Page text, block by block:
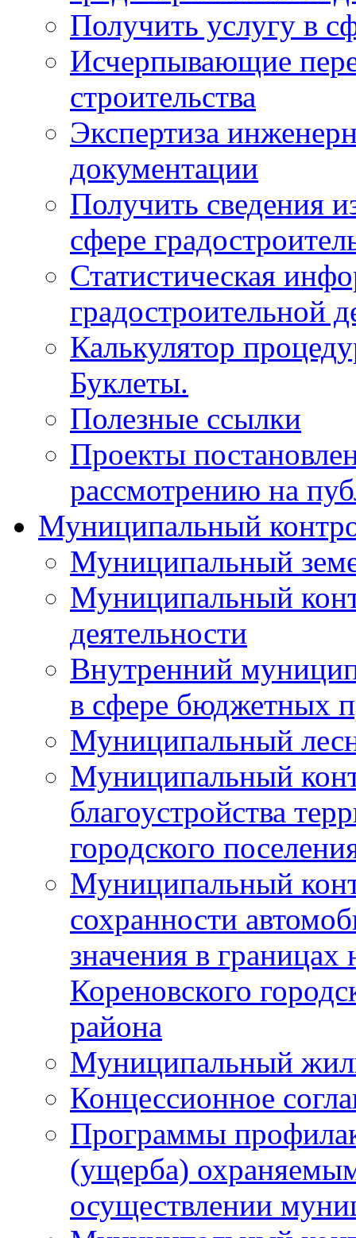
Получить услугу в
Исчерпывающие
строительства
Экспертиза
документации
Получить сведения
сфере
Статистическая
градостроительной
Калькулятор
Буклеты.
Полезные ссылки
Проекты
рассмотрению на
Муниципальный
Муниципальный
Муниципальный
деятельности
Внутренний
в сфере бюджетных
Муниципальный
Муниципальный
благоустройства
городского
Муниципальный
сохранности
значения в
Кореновского
района
Муниципальный
Концессионное
Программы
(ущерба)
осуществлении